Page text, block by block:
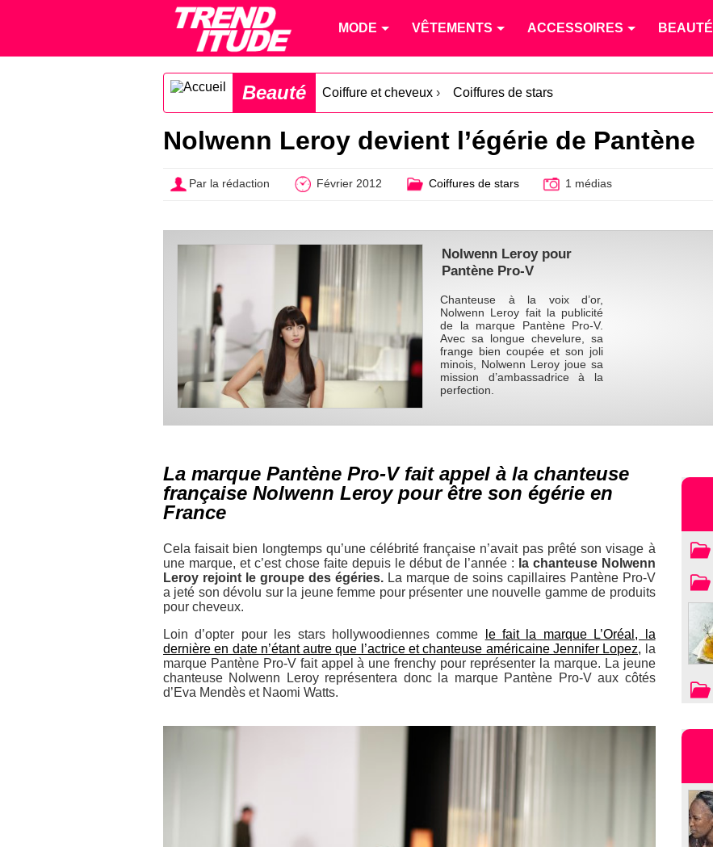
MODE VÊTEMENTS ACCESSOIRES BEAUTÉ
Beauté Coiffure et cheveux › Coiffures de stars
Nolwenn Leroy devient l’égérie de Pantène
Par la rédaction Février 2012 Coiffures de stars 1 médias
Nolwenn Leroy pour
Pantène Pro-V
Chanteuse à la voix d’or,
Nolwenn Leroy fait la publicité
de la marque Pantène Pro-V.
Avec sa longue chevelure, sa
frange bien coupée et son joli
minois, Nolwenn Leroy joue sa
mission d’ambassadrice à la
perfection.
La marque Pantène Pro-V fait appel à la chanteuse
française Nolwenn Leroy pour être son égérie en
France
Cela faisait bien longtemps qu’une célébrité française n’avait pas prêté son visage à
une marque, et c’est chose faite depuis le début de l’année : la chanteuse Nolwenn
Leroy rejoint le groupe des égéries.La marque de soins capillaires Pantène Pro-V
a jeté son dévolu sur la jeune femme pour présenter une nouvelle gamme de produits
pour cheveux.
Loin d’opter pour les stars hollywoodiennes comme
le fait la marque L’Oréal, la
dernière en date n’étant autre que l’actrice et chanteuse américaine Jennifer Lopez, la
marque Pantène Pro-V fait appel à une frenchy pour représenter la marque. La jeune
chanteuse Nolwenn Leroy représentera donc la marque Pantène Pro-V aux côtés
d’Eva Mendès et Naomi Watts.